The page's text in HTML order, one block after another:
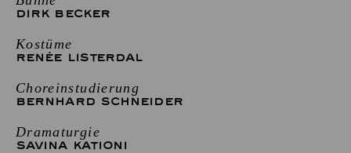
DIRK BECKER
Kostüme
RENÉE LISTERDAL
Choreinstudierung
BERNHARD SCHNEIDER
Dramaturgie
SAVINA KATIONI